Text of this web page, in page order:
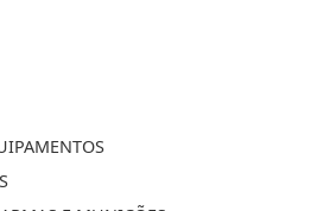
Privacidade